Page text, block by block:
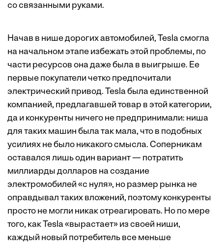
со связанными руками.
Начав в нише дорогих автомобилей, Tesla смогла
на начальном этапе избежать этой проблемы, по
части ресурсов она даже была в выигрыше. Ее
первые покупатели четко предпочитали
электрический привод. Tesla была единственной
компанией, предлагавшей товар в этой категории,
да и конкуренты ничего не предпринимали: ниша
для таких машин была так мала, что в подобных
усилиях не было никакого смысла. Соперникам
оставался лишь один вариант — потратить
миллиарды долларов на создание
электромобилей «с нуля», но размер рынка не
оправдывал таких вложений, поэтому конкуренты
просто не могли никак отреагировать. Но по мере
того, как Tesla «вырастает» из своей ниши,
каждый новый потребитель все меньше